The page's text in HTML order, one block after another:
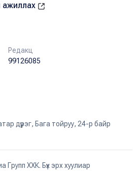
ажиллах
Редакц
99126085
дүүрэг, Бага тойруу, 24-р байр
ХХК. Бүх эрх хуулиар